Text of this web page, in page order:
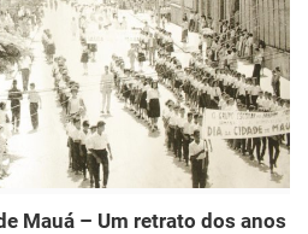
Mauá – Um retrato dos anos